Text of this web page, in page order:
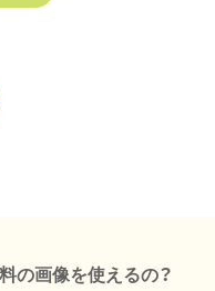
の画像を使えるの？